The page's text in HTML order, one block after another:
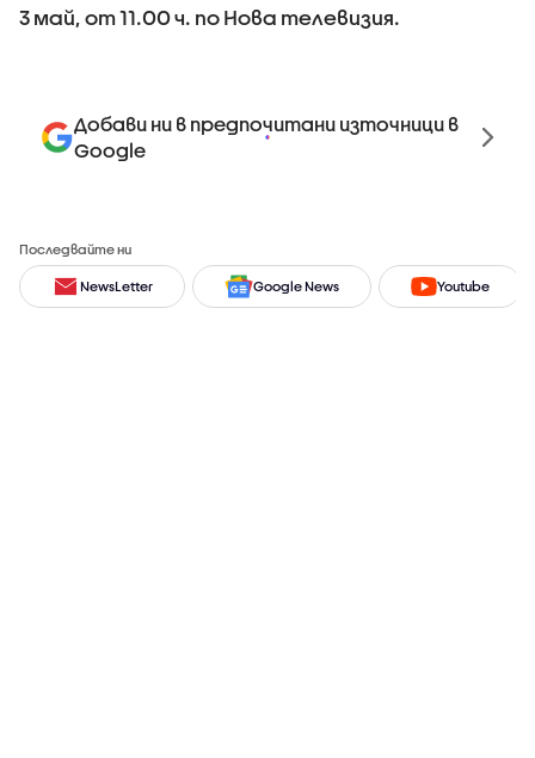
3 май, от 11.00 ч. по Нова телевизия.
Добави ни в предпочитани източници в
Google
Последвайте ни
NewsLetter Google News Youtube